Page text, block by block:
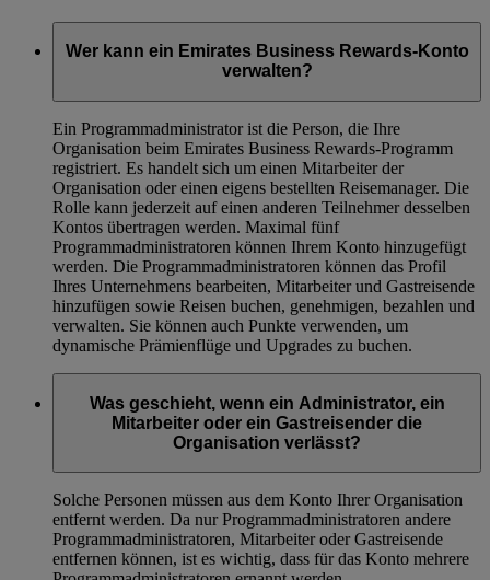
Wer kann ein Emirates Business Rewards-Konto
verwalten?
Ein Programmadministrator ist die Person, die Ihre
Organisation beim Emirates Business Rewards-Programm
registriert. Es handelt sich um einen Mitarbeiter der
Organisation oder einen eigens bestellten Reisemanager. Die
Rolle kann jederzeit auf einen anderen Teilnehmer desselben
Kontos übertragen werden. Maximal fünf
Programmadministratoren können Ihrem Konto hinzugefügt
werden. Die Programmadministratoren können das Profil
Ihres Unternehmens bearbeiten, Mitarbeiter und Gastreisende
hinzufügen sowie Reisen buchen, genehmigen, bezahlen und
verwalten. Sie können auch Punkte verwenden, um
dynamische Prämienflüge und Upgrades zu buchen.
Was geschieht, wenn ein Administrator, ein
Mitarbeiter oder ein Gastreisender die
Organisation verlässt?
Solche Personen müssen aus dem Konto Ihrer Organisation
entfernt werden. Da nur Programmadministratoren andere
Programmadministratoren, Mitarbeiter oder Gastreisende
entfernen können, ist es wichtig, dass für das Konto mehrere